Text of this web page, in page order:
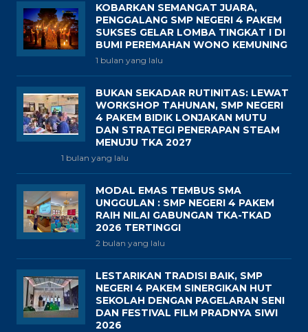
KOBARKAN SEMANGAT JUARA,
PENGGALANG SMP NEGERI 4 PAKEM
SUKSES GELAR LOMBA TINGKAT I DI
BUMI PEREMAHAN WONO KEMUNING
1 bulan yang lalu
BUKAN SEKADAR RUTINITAS: LEWAT
WORKSHOP TAHUNAN, SMP NEGERI
4 PAKEM BIDIK LONJAKAN MUTU
DAN STRATEGI PENERAPAN STEAM
MENUJU TKA 2027
1 bulan yang lalu
MODAL EMAS TEMBUS SMA
UNGGULAN : SMP NEGERI 4 PAKEM
RAIH NILAI GABUNGAN TKA-TKAD
2026 TERTINGGI
2 bulan yang lalu
LESTARIKAN TRADISI BAIK, SMP
NEGERI 4 PAKEM SINERGIKAN HUT
SEKOLAH DENGAN PAGELARAN SENI
DAN FESTIVAL FILM PRADNYA SIWI
2026